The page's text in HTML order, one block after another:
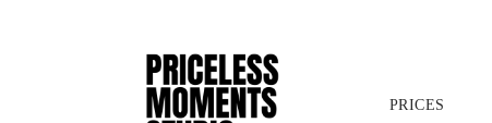
PRICES